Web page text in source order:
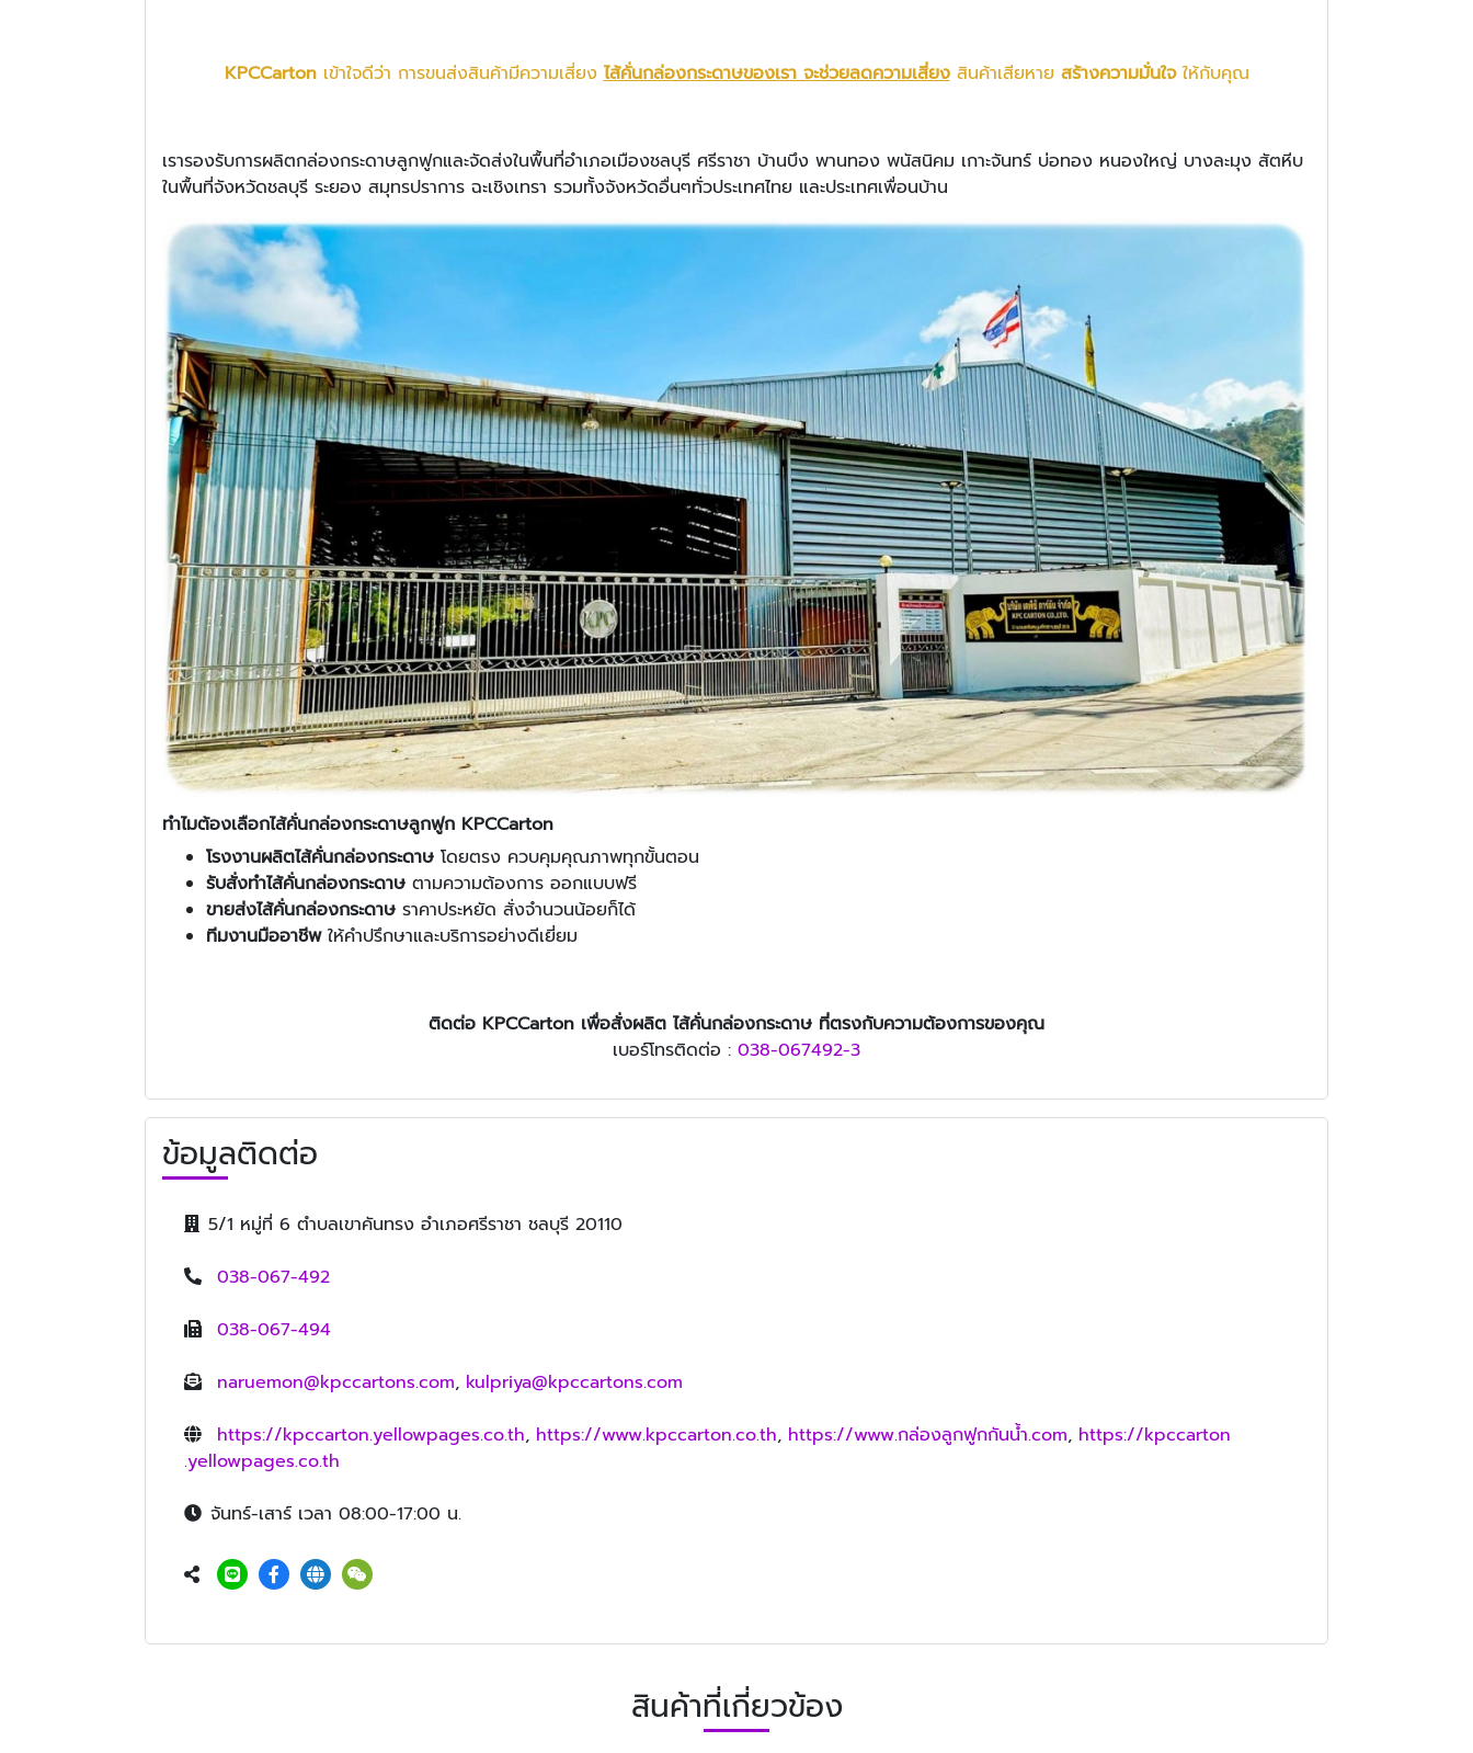
KPCCartonเข้าใจดีว่า การขนส่งสินค้ามีความเสี่ยงไส้คั่นกล่องกระดาษของเรา จะช่วยลดความเสี่ยงสินค้าเสียหาย สร้างความมั่นใจให้กับคุณ
เรารองรับการผลิตกล่องกระดาษลูกฟูกและจัดส่งในพื้นที่อำเภอเมืองชลบุรี ศรีราชา บ้านบึง พานทอง พนัสนิคม เกาะจันทร์ บ่อทอง หนองใหญ่ บางละมุง สัตหีบ
ในพื้นที่จังหวัดชลบุรี ระยอง สมุทรปราการ ฉะเชิงเทรา รวมทั้งจังหวัดอื่นๆทั่วประเทศไทย และประเทศเพื่อนบ้าน
ทำไมต้องเลือกไส้คั่นกล่องกระดาษลูกฟูก KPCCarton
โรงงานผลิตไส้คั่นกล่องกระดาษ โดยตรง ควบคุมคุณภาพทุกขั้นตอน
รับสั่งทำไส้คั่นกล่องกระดาษ ตามความต้องการ ออกแบบฟรี
ขายส่งไส้คั่นกล่องกระดาษ ราคาประหยัด สั่งจำนวนน้อยก็ได้
ทีมงานมืออาชีพให้คำปรึกษาและบริการอย่างดีเยี่ยม
ติดต่อ KPCCarton เพื่อสั่งผลิต ไส้คั่นกล่องกระดาษ ที่ตรงกับความต้องการของคุณ
เบอร์โทรติดต่อ : 038-067492-3
ข้อมูลติดต่อ
5/1 หมู่ที่ 6 ตำบลเขาคันทรง อำเภอศรีราชา ชลบุรี 20110
038-067-492
038-067-494
naruemon@kpccartons.com, kulpriya@kpccartons.com
https://kpccarton.yellowpages.co.th, https://www.kpccarton.co.th, https://www.กล่องลูกฟูกกันน้ำ.com, https://kpccarton
.yellowpages.co.th
จันทร์-เสาร์ เวลา 08:00-17:00 น.
สินค้าที่เกี่ยวข้อง